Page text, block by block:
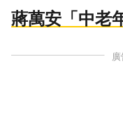
蔣萬安「中老